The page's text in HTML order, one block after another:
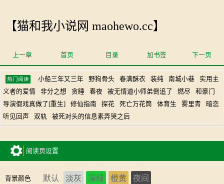
【猫和我小说网 maohewo.cc】
上一章 首页 目录 加书签 下一页
热门阅读 小船三年又三年 野狗骨头 春满酥衣 装纯 南城小巷
实用主
义者的爱情
非分之想 贪睡 春夜 被无情道小师弟倒追了 燃尽
和豪门
导演假戏真做了[重生]
修仙指南 探花 死亡万花筒 体育生 雾里青
暗恋
听见回声
双轨 被死对头的信息素弄哭之后
阅读页设置
背景颜色 默认 淡灰 深绿 橙黄 夜间